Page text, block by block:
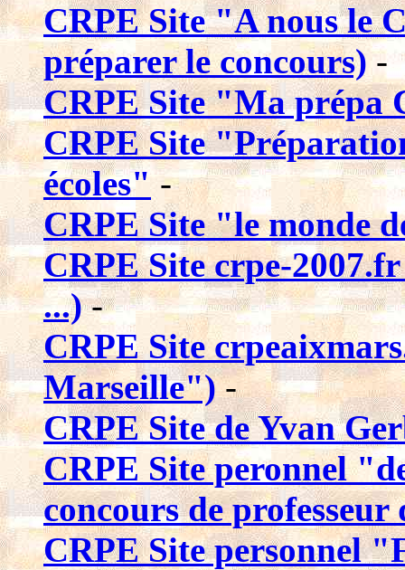
CRPE Site "A nous le
préparer le concours)-
CRPE Site "Ma prépa
CRPE Site
écoles"-
CRPE Site "le monde
CRPE Site crpe-2007.fr
...)-
CRPE Site
Marseille")-
CRPE Site de Yvan
CRPE Site peronnel
concours de professeur
CRPE Site personnel